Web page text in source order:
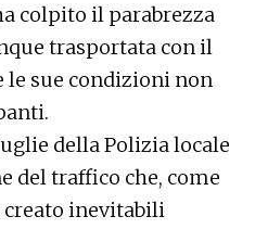
colpito il parabrezza
trasportata con il
le sue condizioni non
della Polizia locale
del traffico che, come
inevitabili